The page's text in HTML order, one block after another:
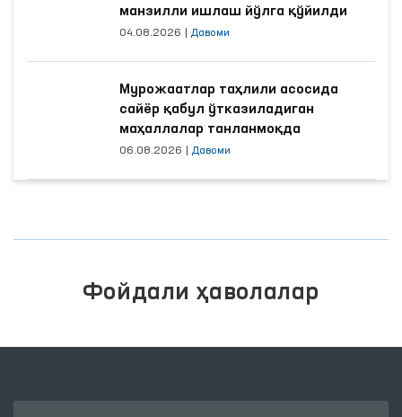
манзилли ишлаш йўлга қўйилди
04.08.2026 Давоми
Мурожаатлар таҳлили асосида
сайёр қабул ўтказиладиган
маҳаллалар танланмоқда
06.08.2026 Давоми
Фойдали ҳаволалар